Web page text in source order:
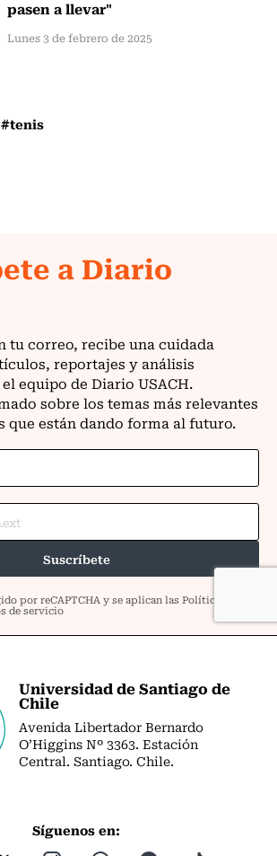
pasen a llevar"
Lunes 3 de febrero de 2025
#tenis
Universidad de Santiago de
Chile
Avenida Libertador Bernardo
O’Higgins Nº 3363. Estación
Central. Santiago. Chile.
Síguenos en: